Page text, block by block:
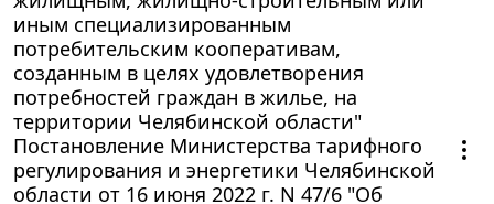
иным специализированным
потребительским кооперативам,
созданным в целях удовлетворения
потребностей граждан в жилье, на
территории Челябинской области"
Постановление Министерства тарифного
регулирования и энергетики Челябинской
области от 16 июня 2022 г. N 47/6 "Об